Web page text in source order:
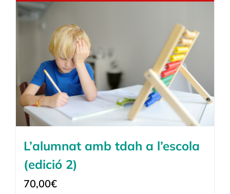
L’alumnat amb tdah a l’escola
(edició 2)
70,00€